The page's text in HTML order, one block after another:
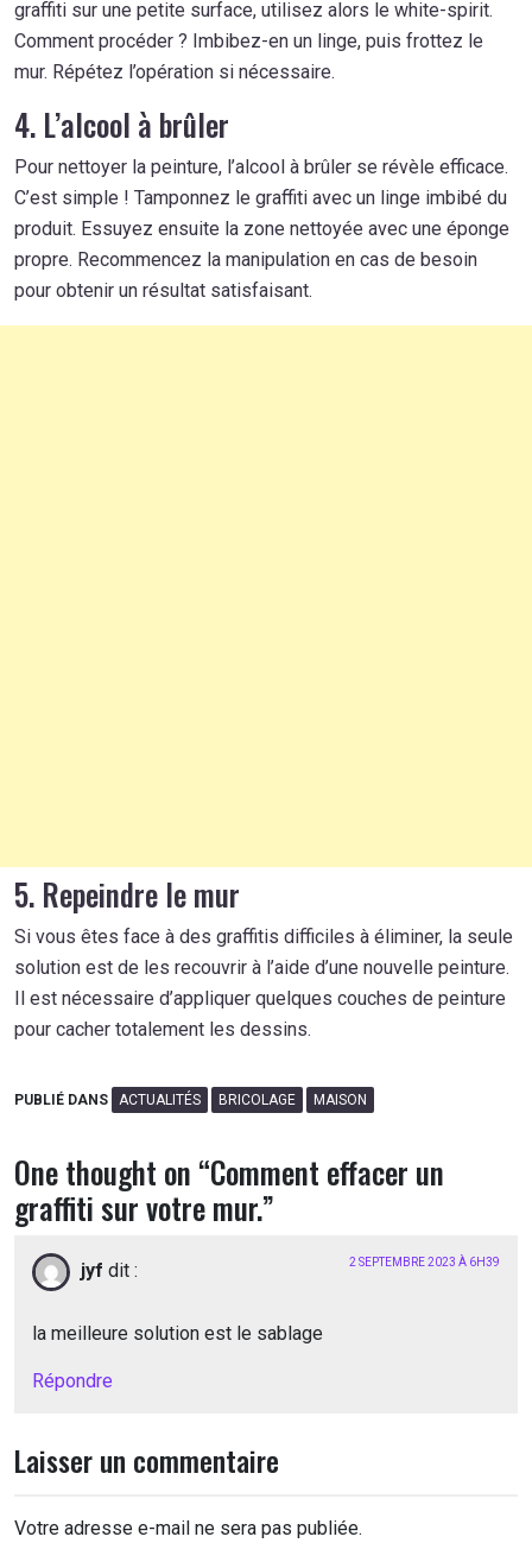
graffiti sur une petite surface, utilisez alors le white-spirit.
Comment procéder ? Imbibez-en un linge, puis frottez le
mur. Répétez l’opération si nécessaire.
4. L’alcool à brûler
Pour nettoyer la peinture, l’alcool à brûler se révèle efficace.
C’est simple ! Tamponnez le graffiti avec un linge imbibé du
produit. Essuyez ensuite la zone nettoyée avec une éponge
propre. Recommencez la manipulation en cas de besoin
pour obtenir un résultat satisfaisant.
5. Repeindre le mur
Si vous êtes face à des graffitis difficiles à éliminer, la seule
solution est de les recouvrir à l’aide d’une nouvelle peinture.
Il est nécessaire d’appliquer quelques couches de peinture
pour cacher totalement les dessins.
PUBLIÉ DANS ACTUALITÉS BRICOLAGE MAISON
One thought on “Comment effacer un
graffiti sur votre mur.”
jyf dit : 2 SEPTEMBRE 2023 À 6H39
la meilleure solution est le sablage
Répondre
Laisser un commentaire
Votre adresse e-mail ne sera pas publiée.